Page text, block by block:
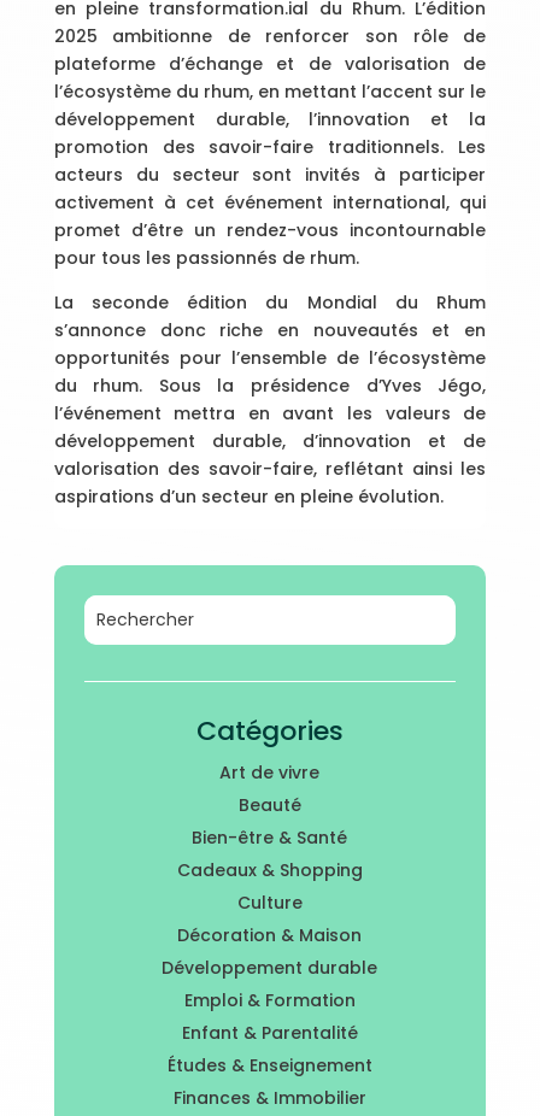
en pleine transformation.ial du Rhum. L’édition
2025 ambitionne de renforcer son rôle de
plateforme d’échange et de valorisation de
l’écosystème du rhum, en mettant l’accent sur le
développement durable, l’innovation et la
promotion des savoir-faire traditionnels. Les
acteurs du secteur sont invités à participer
activement à cet événement international, qui
promet d’être un rendez-vous incontournable
pour tous les passionnés de rhum.
La seconde édition du Mondial du Rhum
s’annonce donc riche en nouveautés et en
opportunités pour l’ensemble de l’écosystème
du rhum. Sous la présidence d’Yves Jégo,
l’événement mettra en avant les valeurs de
développement durable, d’innovation et de
valorisation des savoir-faire, reflétant ainsi les
aspirations d’un secteur en pleine évolution.
Catégories
Art de vivre
Beauté
Bien-être & Santé
Cadeaux & Shopping
Culture
Décoration & Maison
Développement durable
Emploi & Formation
Enfant & Parentalité
Études & Enseignement
Finances & Immobilier